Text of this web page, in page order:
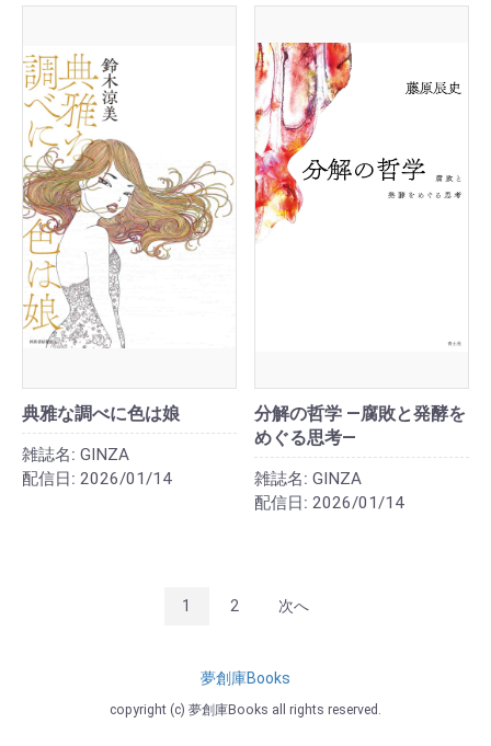
典雅な調べに色は娘
雑誌名: GINZA
配信日: 2026/01/14
分解の哲学 ―腐敗と発酵を
めぐる思考―
雑誌名: GINZA
配信日: 2026/01/14
1 2 次へ
夢創庫Books
copyright (c) 夢創庫Books all rights reserved.